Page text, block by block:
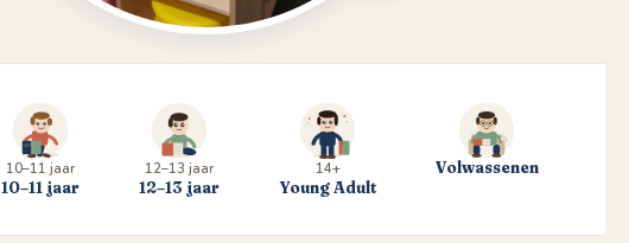
10–11 jaar
10–11 jaar
12–13 jaar
12–13 jaar
14+
Young Adult
Volwassenen